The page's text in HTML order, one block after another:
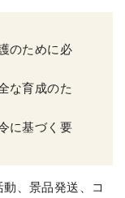
のために必
な育成のた
に基づく要
、景品発送、コ